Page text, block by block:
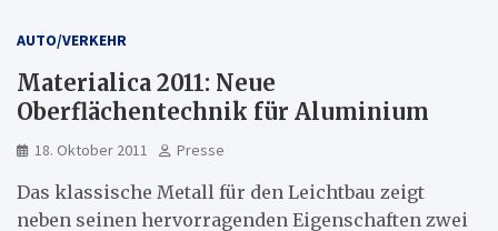
AUTO/VERKEHR
Materialica 2011: Neue
Oberflächentechnik für Aluminium
18. Oktober 2011 Presse
Das klassische Metall für den Leichtbau zeigt
neben seinen hervorragenden Eigenschaften zwei